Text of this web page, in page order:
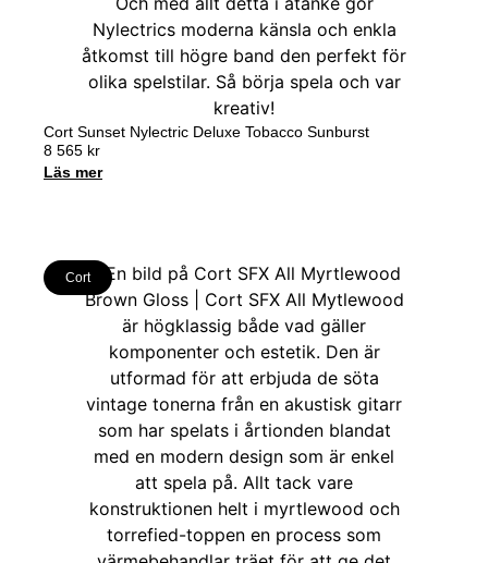
Cort Sunset Nylectric Deluxe Tobacco Sunburst
8 565 kr
Läs mer
Cort